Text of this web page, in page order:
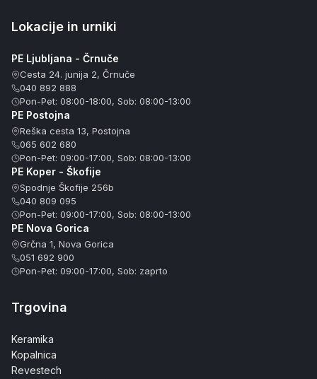
Lokacije in urniki
PE Ljubljana - Črnuče
Cesta 24. junija 2, Črnuče
040 892 888
Pon-Pet: 08:00-18:00, Sob: 08:00-13:00
PE Postojna
Reška cesta 13, Postojna
065 602 680
Pon-Pet: 09:00-17:00, Sob: 08:00-13:00
PE Koper - Škofije
Spodnje Škofije 256b
040 809 095
Pon-Pet: 09:00-17:00, Sob: 08:00-13:00
PE Nova Gorica
Grčna 1, Nova Gorica
051 692 900
Pon-Pet: 09:00-17:00, Sob: zaprto
Trgovina
Keramika
Kopalnica
Revestech